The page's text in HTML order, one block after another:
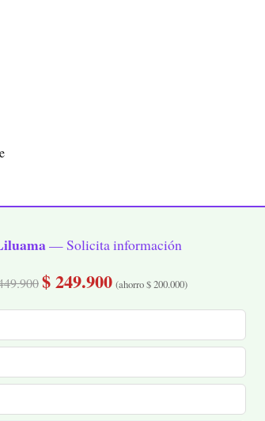
— Solicita información
$ 249.900 (ahorro $ 200.000)